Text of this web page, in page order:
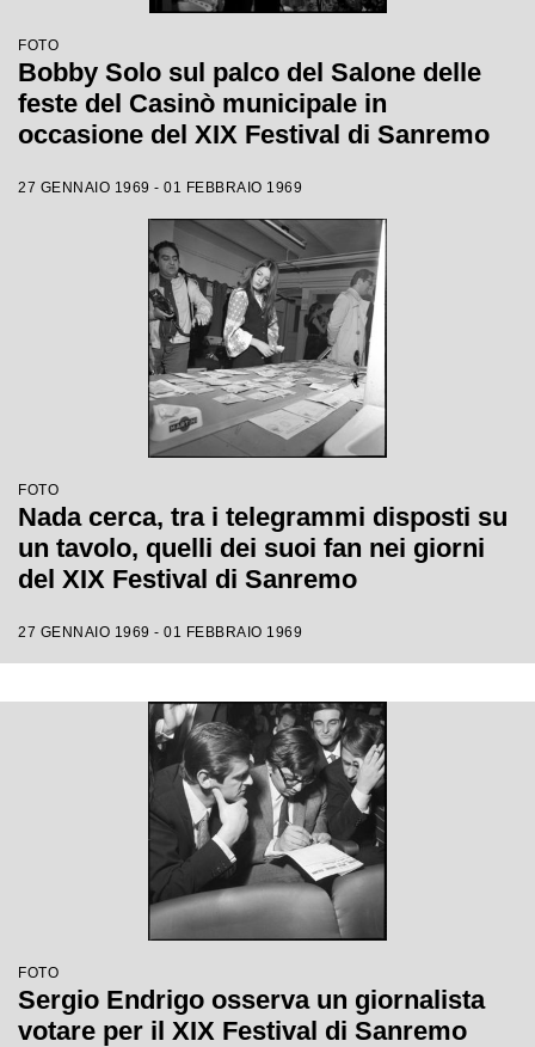
FOTO
Bobby Solo sul palco del Salone delle
feste del Casinò municipale in
occasione del XIX Festival di Sanremo
27 GENNAIO 1969 - 01 FEBBRAIO 1969
FOTO
Nada cerca, tra i telegrammi disposti su
un tavolo, quelli dei suoi fan nei giorni
del XIX Festival di Sanremo
27 GENNAIO 1969 - 01 FEBBRAIO 1969
FOTO
Sergio Endrigo osserva un giornalista
votare per il XIX Festival di Sanremo